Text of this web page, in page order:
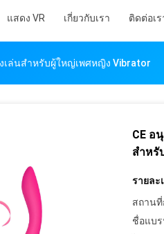
แสดง VR เกี่ยวกับเรา ติดต่อเร
เล่นสำหรับผู้ใหญ่เพศหญิง Vibrator
CE อ
สำหรั
รายละ
สถานที่
ชื่อแบ